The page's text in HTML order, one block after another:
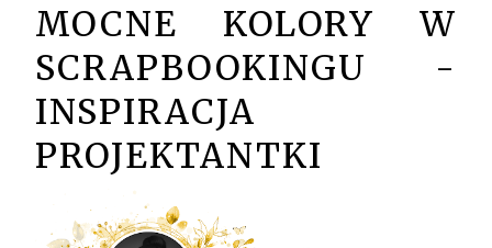
MOCNE KOLORY W
SCRAPBOOKINGU -
INSPIRACJA
PROJEKTANTKI